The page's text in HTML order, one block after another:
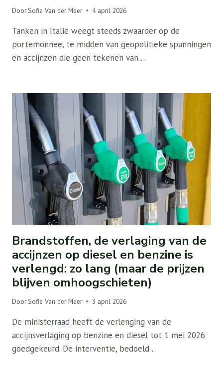
Door Sofie Van der Meer 4 april 2026
Tanken in Italië weegt steeds zwaarder op de
portemonnee, te midden van geopolitieke spanningen
en accijnzen die geen tekenen van…
Brandstoffen, de verlaging van de
accijnzen op diesel en benzine is
verlengd: zo lang (maar de prijzen
blijven omhoogschieten)
DoorSofie Van der Meer 3 april 2026
De ministerraad heeft de verlenging van de
accijnsverlaging op benzine en diesel tot 1 mei 2026
goedgekeurd. De interventie, bedoeld…